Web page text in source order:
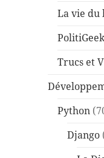
La vie du
Trucs et
Python
Django